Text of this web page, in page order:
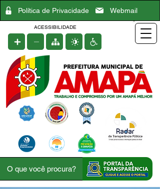
Política de Privacidade Webmail
ACESSIBILIDADE